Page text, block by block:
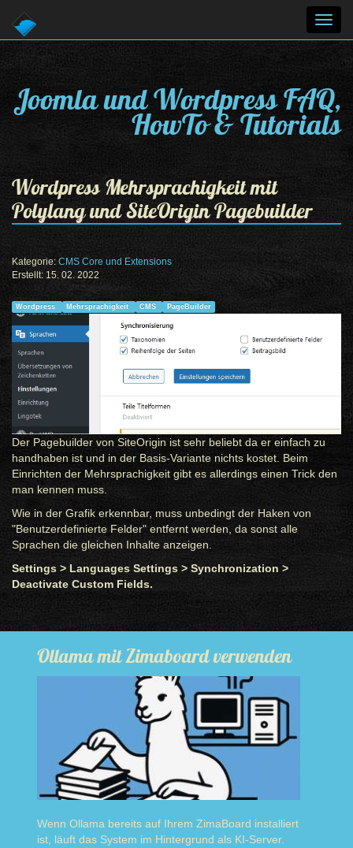
Joomla und Wordpress FAQ,
HowTo & Tutorials
Wordpress Mehrsprachigkeit mit
Polylang und SiteOrigin Pagebuilder
Kategorie: CMS Core und Extensions
Erstellt: 15. 02. 2022
Wordpress Mehrsprachigkeit CMS PageBuilder
Der Pagebuilder von SiteOrigin ist sehr beliebt da er einfach zu
handhaben ist und in der Basis-Variante nichts kostet. Beim
Einrichten der Mehrsprachigkeit gibt es allerdings einen Trick den
man kennen muss.
Wie in der Grafik erkennbar, muss unbedingt der Haken von
"Benutzerdefinierte Felder" entfernt werden, da sonst alle
Sprachen die gleichen Inhalte anzeigen.
Settings > Languages Settings > Synchronization >
Deactivate Custom Fields.
Ollama mit Zimaboard verwenden
Wenn Ollama bereits auf Ihrem ZimaBoard installiert
ist, läuft das System im Hintergrund als KI-Server.